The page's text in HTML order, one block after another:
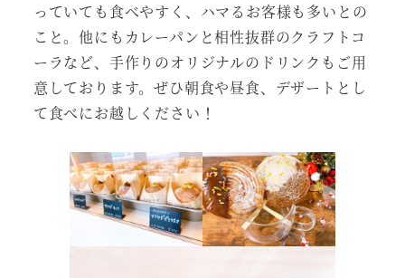
っていても食べやすく、ハマるお客様も多いとの
こと。他にもカレーパンと相性抜群のクラフトコ
ーラなど、手作りのオリジナルのドリンクもご用
意しております。ぜひ朝食や昼食、デザートとし
て食べにお越しください！